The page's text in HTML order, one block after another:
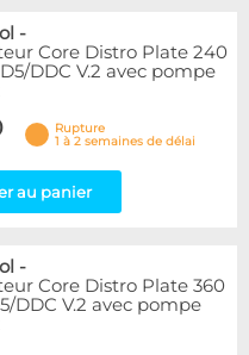
-
Core Distro Plate 240
DDC V.2 avec pompe
Rupture
1 à 2 semaines de délai
au panier
-
Core Distro Plate 360
DDC V.2 avec pompe